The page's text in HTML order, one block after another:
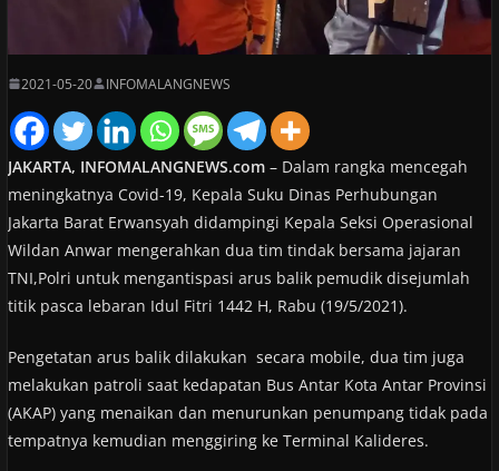
2021-05-20 INFOMALANGNEWS
JAKARTA, INFOMALANGNEWS.com– Dalam rangka mencegah
meningkatnya Covid-19, Kepala Suku Dinas Perhubungan
Jakarta Barat Erwansyah didampingi Kepala Seksi Operasional
Wildan Anwar mengerahkan dua tim tindak bersama jajaran
TNI,Polri untuk mengantispasi arus balik pemudik disejumlah
titik pasca lebaran Idul Fitri 1442 H, Rabu (19/5/2021).
Pengetatan arus balik dilakukan secara mobile, dua tim juga
melakukan patroli saat kedapatan Bus Antar Kota Antar Provinsi
(AKAP) yang menaikan dan menurunkan penumpang tidak pada
tempatnya kemudian menggiring ke Terminal Kalideres.